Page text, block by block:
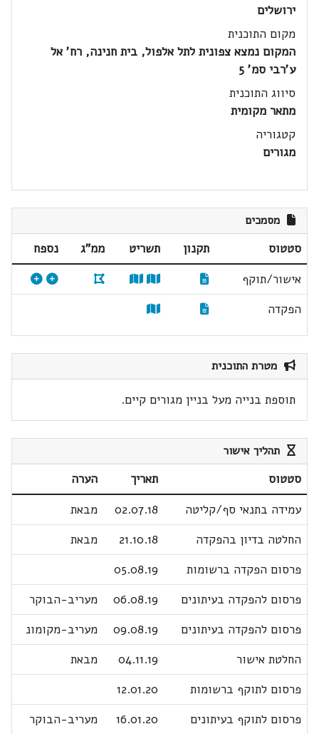
ירושלים
מקום התוכנית
המקום נמצא צפונית לתל אלפול, בית חנינה, רח' אל
ע'רבי סמ' 5
סיווג התוכנית
מתאר מקומית
קטגוריה
מגורים
מסמכים
סטטוס תקנון תשריט ממ"ג
נספח
אישור/תוקף
הפקדה
מטרת התוכנית
תוספת בנייה מעל בניין מגורים קיים.
תהליך אישור
סטטוס תאריך
הערה
עמידה בתנאי סף/קליטה
02.07.18
מבאת
החלטה בדיון בהפקדה
21.10.18
מבאת
פרסום הפקדה ברשומות
05.08.19
פרסום להפקדה בעיתונים
06.08.19
מעריב-הבוקר
פרסום להפקדה בעיתונים
09.08.19
מעריב-מקומונ
החלטת אישור
04.11.19
מבאת
פרסום לתוקף ברשומות
12.01.20
פרסום לתוקף בעיתונים
16.01.20 מעריב-הבוקר